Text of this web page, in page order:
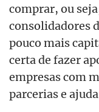
comprar, ou
consolidadores
pouco mais
certa de fazer
empresas com
parcerias e